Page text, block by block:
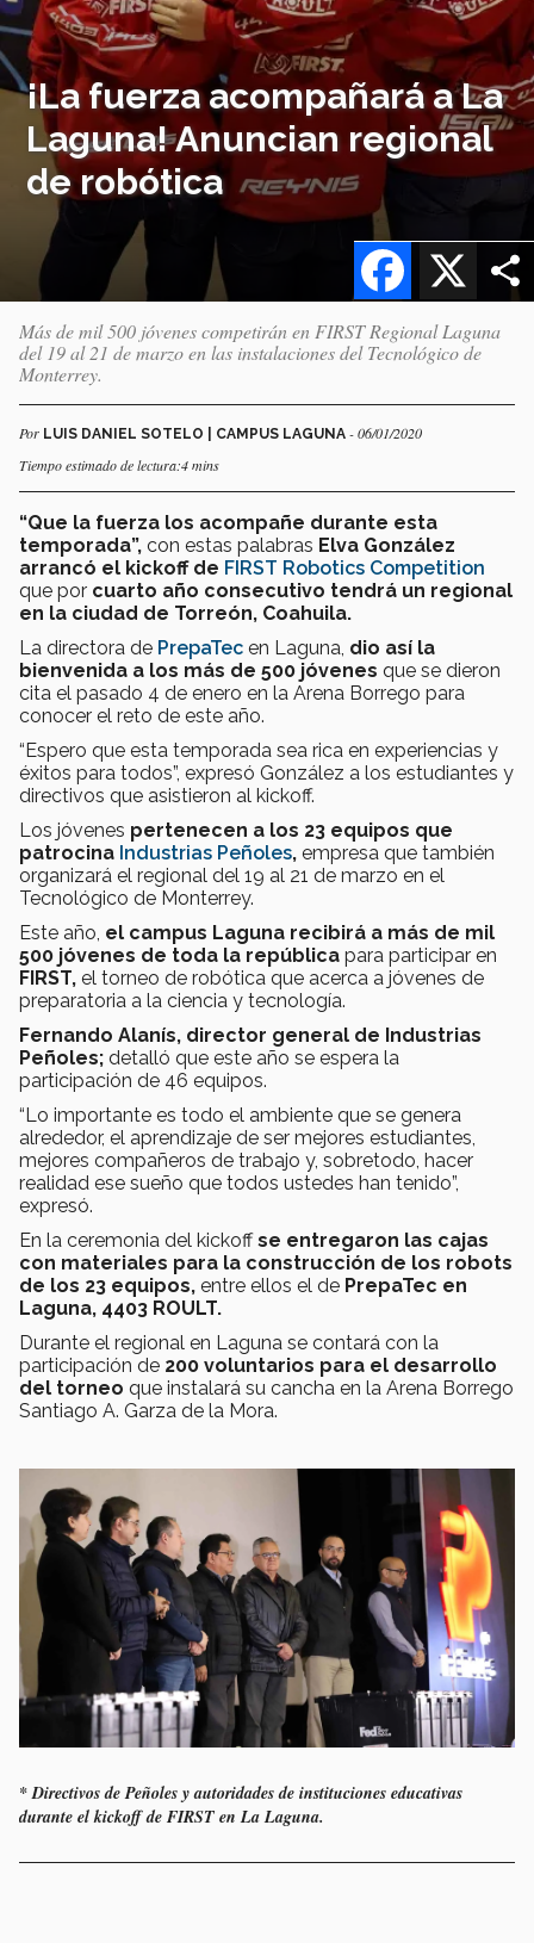
¡La fuerza acompañará a La
Laguna! Anuncian regional
de robótica
X
Facebook
Más de mil 500 jóvenes competirán en FIRST Regional Laguna
del 19 al 21 de marzo en las instalaciones del Tecnológico de
Monterrey.
Por LUIS DANIEL SOTELO | CAMPUS LAGUNA - 06/01/2020
Tiempo estimado de lectura:4 mins
“Que la fuerza los acompañe durante esta
temporada”, con estas palabras Elva González
arrancó el kickoff de FIRST Robotics Competition
que por cuarto año consecutivo tendrá un regional
en la ciudad de Torreón, Coahuila.
La directora de PrepaTec en Laguna, dio así la
bienvenida a los más de 500 jóvenes que se dieron
cita el pasado 4 de enero en la Arena Borrego para
conocer el reto de este año.
“Espero que esta temporada sea rica en experiencias y
éxitos para todos”, expresó González a los estudiantes y
directivos que asistieron al kickoff.
Los jóvenes pertenecen a los 23 equipos que
patrocina Industrias Peñoles, empresa que también
organizará el regional del 19 al 21 de marzo en el
Tecnológico de Monterrey.
Este año, el campus Laguna recibirá a más de mil
500 jóvenes de toda la república para participar en
FIRST, el torneo de robótica que acerca a jóvenes de
preparatoria a la ciencia y tecnología.
Fernando Alanís, director general de Industrias
Peñoles; detalló que este año se espera la
participación de 46 equipos.
“Lo importante es todo el ambiente que se genera
alrededor, el aprendizaje de ser mejores estudiantes,
mejores compañeros de trabajo y, sobretodo, hacer
realidad ese sueño que todos ustedes han tenido”,
expresó.
En la ceremonia del kickoffse entregaron las cajas
con materiales para la construcción de los robots
de los 23 equipos, entre ellos el de PrepaTec en
Laguna, 4403 ROULT.
Durante el regional en Laguna se contará con la
participación de 200 voluntarios para el desarrollo
del torneo que instalará su cancha en la Arena Borrego
Santiago A. Garza de la Mora.
* Directivos de Peñoles y autoridades de instituciones educativas
durante el kickoff de FIRST en La Laguna.